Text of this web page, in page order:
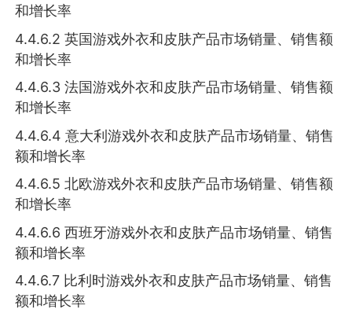
和增长率
4.4.6.2 英国游戏外衣和皮肤产品市场销量、销售额
和增长率
4.4.6.3 法国游戏外衣和皮肤产品市场销量、销售额
和增长率
4.4.6.4 意大利游戏外衣和皮肤产品市场销量、销售
额和增长率
4.4.6.5 北欧游戏外衣和皮肤产品市场销量、销售额
和增长率
4.4.6.6 西班牙游戏外衣和皮肤产品市场销量、销售
额和增长率
4.4.6.7 比利时游戏外衣和皮肤产品市场销量、销售
额和增长率